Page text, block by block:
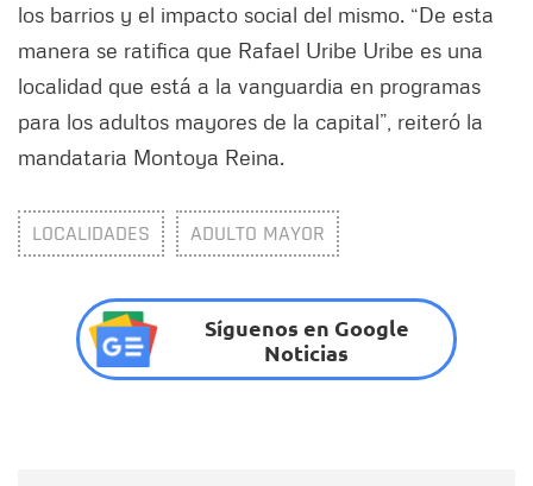
los barrios y el impacto social del mismo. “De esta
manera se ratifica que Rafael Uribe Uribe es una
localidad que está a la vanguardia en programas
para los adultos mayores de la capital”, reiteró la
mandataria Montoya Reina.
LOCALIDADES ADULTO MAYOR
Síguenos en Google
Noticias